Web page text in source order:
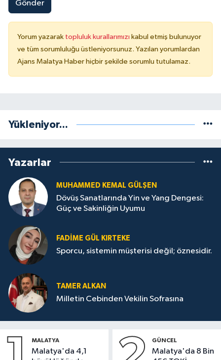
Gönder
Yorum yazarak topluluk kurallarımızı kabul etmiş bulunuyor
ve tüm sorumluluğu üstleniyorsunuz. Yazılan yorumlardan
Ajans Malatya Haber hiçbir şekilde sorumlu tutulamaz.
Yükleniyor...
Yazarlar
MUHAMMED KEMAL GÜLŞEN
Dövüş Sanatlarında Yin ve Yang Dengesi:
Güç ve Sakinliğin Uyumu
FADIME GÜL KIRTEKE
Sporcu, sistemin müşterisi değil; öznesidir.
TAMER ALKAN
Milletin Cebinden Vekilin Sofrasına
MALATYA
Malatya'da 4,1
GÜNCEL
Malatya'da 8 Bin